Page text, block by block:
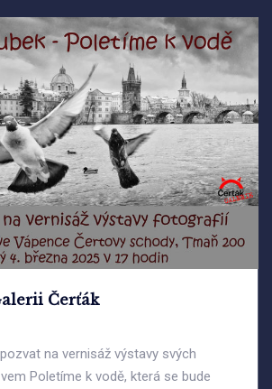
Čerťák
na vernisáž výstavy svých
Poletíme k vodě, která se bude